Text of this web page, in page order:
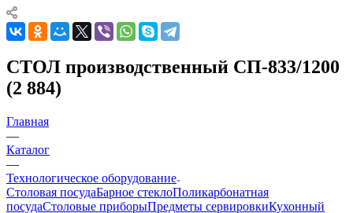
СТОЛ производственный СП-833/1200
(2 884)
Главная
—
Каталог
—
Технологическое оборудование
Столовая посудаБарное стеклоПоликарбонатная
посудаСтоловые приборыПредметы сервировкиКухонный